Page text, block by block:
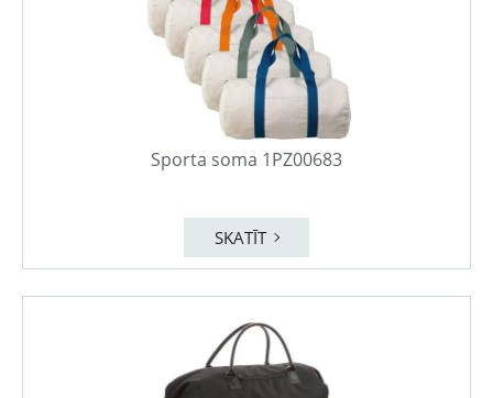
Sporta soma 1PZ00683
SKATĪT